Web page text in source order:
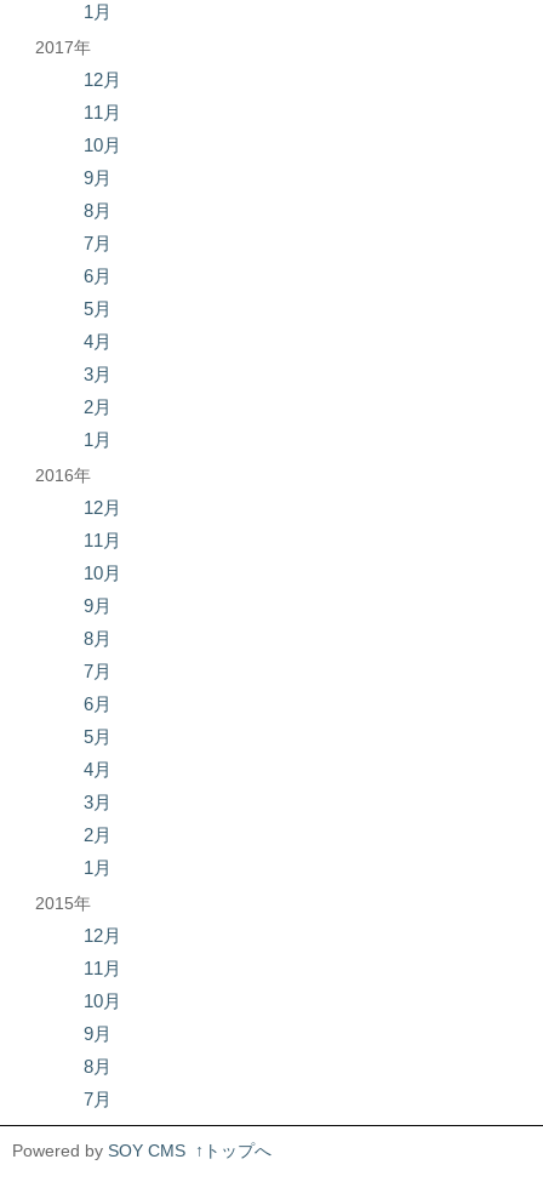
1月
2017年
12月
11月
10月
9月
8月
7月
6月
5月
4月
3月
2月
1月
2016年
12月
11月
10月
9月
8月
7月
6月
5月
4月
3月
2月
1月
2015年
12月
11月
10月
9月
8月
7月
Powered by SOY CMS ↑トップへ